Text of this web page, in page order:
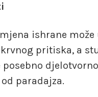
ishrane
pritiska, a
posebno
paradajza.